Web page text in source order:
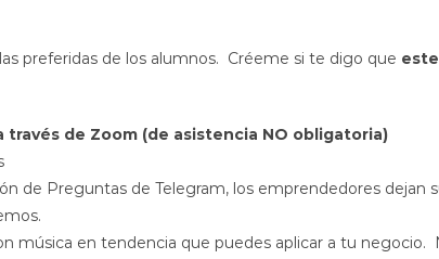
preferidas de los alumnos. Créeme si te digo que
de Zoom (de asistencia NO obligatoria)
de Preguntas de Telegram, los emprendedores dejan
música en tendencia que puedes aplicar a tu negocio.